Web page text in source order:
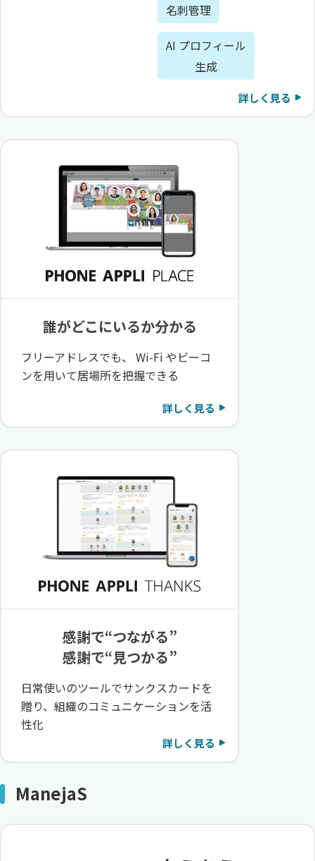
名刺管理
AI プロフィール
生成
詳しく見る
誰がどこにいるか分かる
フリーアドレスでも、 Wi-Fi やビーコ
ンを用いて居場所を把握できる
詳しく見る
感謝で“つながる”
感謝で“見つかる”
日常使いのツールでサンクスカードを
贈り、組織のコミュニケーションを活
性化
詳しく見る
ManejaS